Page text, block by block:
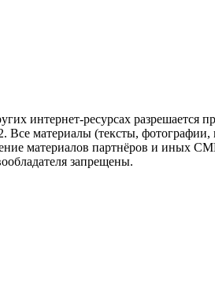
интернет-ресурсах разрешается
Все материалы (тексты, фотографии,
материалов партнёров и иных
запрещены.